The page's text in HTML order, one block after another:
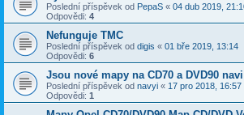
Poslední příspěvek od PepaS « 04 dub 2019,
Odpovědi: 4
Nefunguje TMC
Poslední příspěvek od digis « 01 bře 2019, 13:14
Odpovědi: 6
Jsou nové mapy na CD70 a DVD90
Poslední příspěvek od navyi « 17 pro 2018, 16:57
Odpovědi: 1